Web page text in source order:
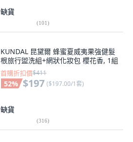
缺貨
(101)
KUNDAL 昆黛爾 蜂蜜夏威夷果強健髮
根旅行盥洗組+網狀化妝包 櫻花香, 1組
首購折扣價$411
52% $197 ($197.00/1套)
缺貨
(316)